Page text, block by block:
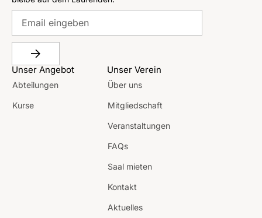
Unser Angebot
Abteilungen
Kurse
Unser Verein
Über uns
Mitgliedschaft
Veranstaltungen
FAQs
Saal mieten
Kontakt
Aktuelles